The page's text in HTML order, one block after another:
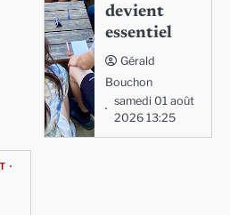
devient
essentiel
Gérald
Bouchon
samedi 01 août
2026 13:25